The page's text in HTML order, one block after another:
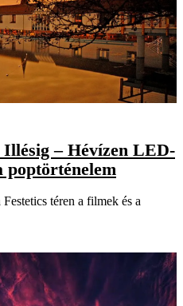
– Hévízen LED-
poptörténelem
téren a filmek és a